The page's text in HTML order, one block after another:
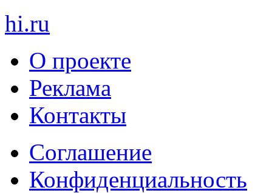
hi.ru
О проекте
Реклама
Контакты
Cоглашение
Конфиденциальность